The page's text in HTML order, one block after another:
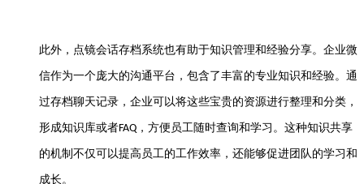
此外， 点镜会话存档系统也有助于知识管理和经验分享。企业微
信作为一个庞大的沟通平台，包含了丰富的专业知识和经验。通
过存档聊天记录，企业可以将这些宝贵的资源进行整理和分类，
形成知识库或者FAQ ，方便员工随时查询和学习。这种知识共享
的机制不仅可以提高员工的工作效率，还能够促进团队的学习和
成长。